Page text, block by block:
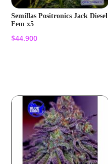
Semillas Positronics Jack Diesel
Fem x5
$44.900